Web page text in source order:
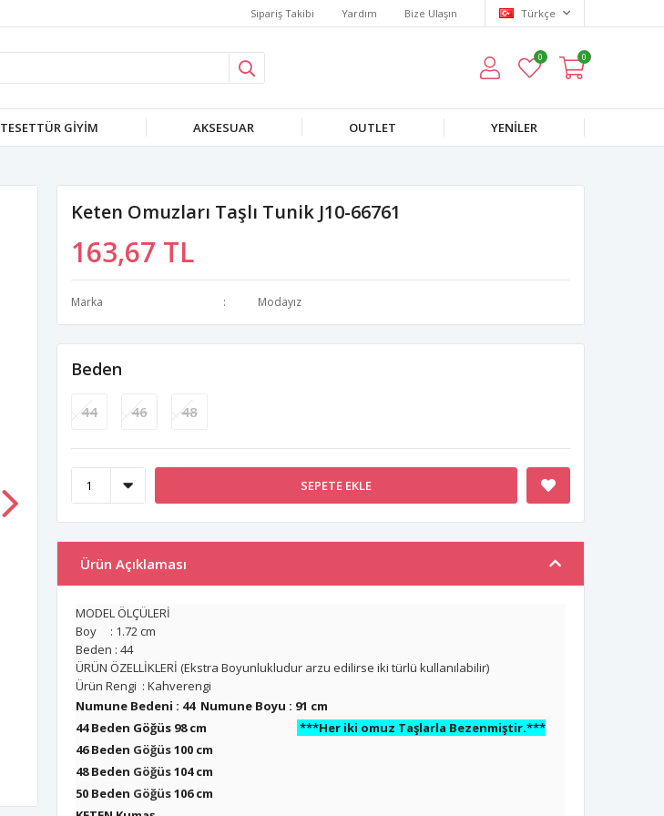
Sipariş Takibi Yardım Bize Ulaşın Türkçe
0 0
TESETTÜR GIYIM AKSESUAR OUTLET YENILER
Keten Omuzları Taşlı Tunik J10-66761
163,67 TL
Marka Modayız
Beden
44 46 48
SEPETE EKLE
Ürün Açıklaması
MODEL ÖLÇÜLERİ
Boy : 1.72 cm
Beden : 44
ÜRÜN ÖZELLİKLERİ (Ekstra Boyunlukludur arzu edilirse iki türlü kullanılabilir)
Ürün Rengi : Kahverengi
Numune Bedeni : 44 Numune Boyu : 91 cm
44 Beden Göğüs 98 cm
***Her iki omuz Taşlarla Bezenmiştir.***
46 Beden Göğüs100 cm
48 Beden Göğüs104 cm
50 Beden Göğüs106 cm